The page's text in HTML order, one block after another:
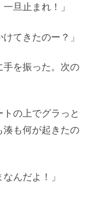
旦止まれ！」
てきたのー？」
を振った。次の
トの上でグラっと
も何が起きたの
んだよ！」